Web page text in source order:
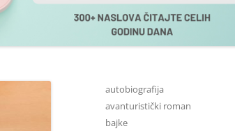
autobiografija
avanturistički roman
bajke